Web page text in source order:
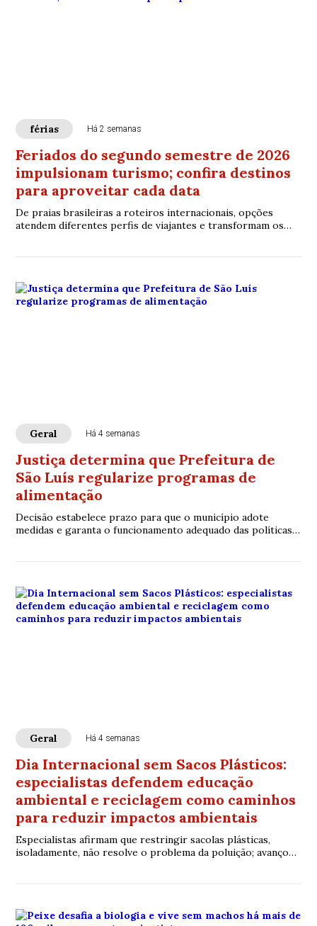
férias Há 2 semanas
Feriados do segundo semestre de 2026
impulsionam turismo; confira destinos
para aproveitar cada data
De praias brasileiras a roteiros internacionais, opções
atendem diferentes perfis de viajantes e transformam os
Geral Há 4 semanas
Justiça determina que Prefeitura de
São Luís regularize programas de
alimentação
Decisão estabelece prazo para que o município adote
medidas e garanta o funcionamento adequado das políticas
Geral Há 4 semanas
Dia Internacional sem Sacos Plásticos:
especialistas defendem educação
ambiental e reciclagem como caminhos
para reduzir impactos ambientais
Especialistas afirmam que restringir sacolas plásticas,
isoladamente, não resolve o problema da poluição; avanço